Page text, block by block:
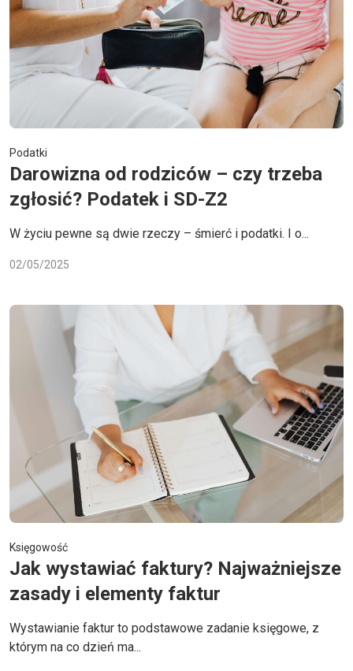
Podatki
Darowizna od rodziców – czy trzeba
zgłosić? Podatek i SD-Z2
W życiu pewne są dwie rzeczy – śmierć i podatki. I o...
02/05/2025
Księgowość
Jak wystawiać faktury? Najważniejsze
zasady i elementy faktur
Wystawianie faktur to podstawowe zadanie księgowe, z
którym na co dzień ma...